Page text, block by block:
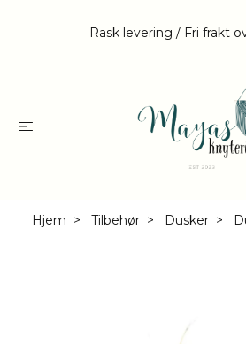
Rask levering / Fri frakt
Hjem Tilbehør Dusker